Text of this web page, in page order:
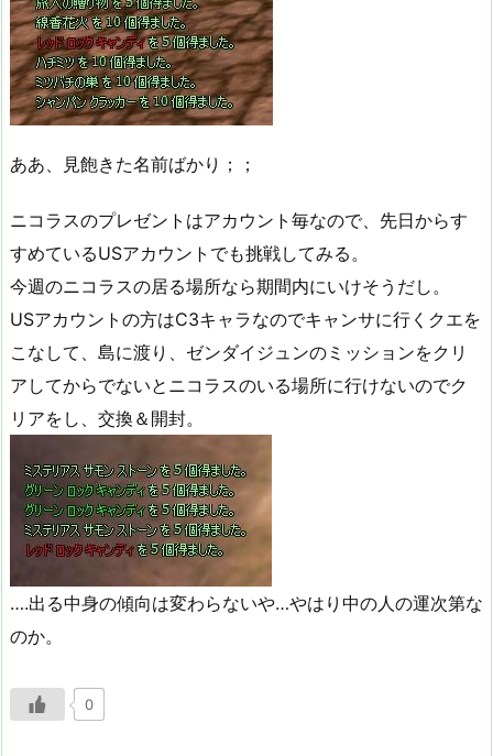
ああ、見飽きた名前ばかり；；
ニコラスのプレゼントはアカウント毎なので、先日からす
すめているUSアカウントでも挑戦してみる。
今週のニコラスの居る場所なら期間内にいけそうだし。
USアカウントの方はC3キャラなのでキャンサに行くクエを
こなして、島に渡り、ゼンダイジュンのミッションをクリ
アしてからでないとニコラスのいる場所に行けないのでク
リアをし、交換＆開封。
….出る中身の傾向は変わらないや…やはり中の人の運次第な
のか。
0